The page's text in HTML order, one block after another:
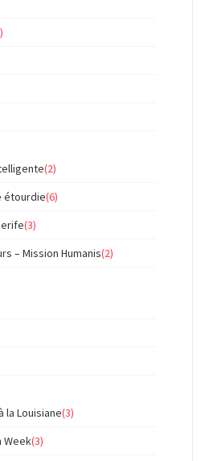
(2)
étourdie(6)
(3)
– Mission Humanis(2)
la Louisiane(3)
Week(3)